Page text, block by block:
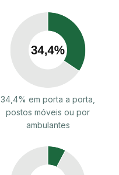
34,4% em porta a porta,
postos móveis ou por
ambulantes